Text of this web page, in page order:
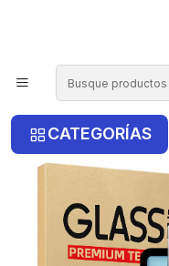
CATEGORÍAS
Pack 2 Láminas De